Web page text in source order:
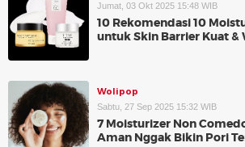
Jumat, 03 Okt 2025 15:48 WIB
10 Rekomendasi 10
untuk Skin Barrier Kuat &
Wolipop
Sabtu, 27 Sep 2025 15:32 WIB
7 Moisturizer Non
Aman Nggak Bikin Pori